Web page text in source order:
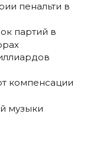
пенальти в
партий в
компенсации
музыки